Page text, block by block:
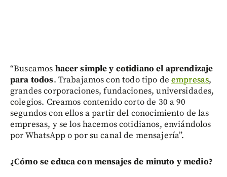
“Buscamos hacer simple y cotidiano el aprendizaje
para todos. Trabajamos con todo tipo deempresas,
grandes corporaciones, fundaciones, universidades,
colegios. Creamos contenido corto de 30 a 90
segundos con ellos a partir del conocimiento de las
empresas, y se los hacemos cotidianos, enviándolos
por WhatsApp o por su canal de mensajería”.
¿Cómo se educa con mensajes de minuto y medio?